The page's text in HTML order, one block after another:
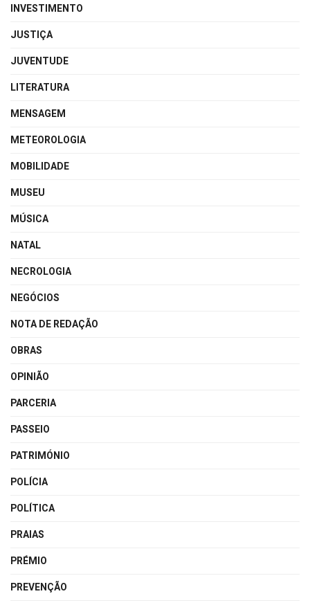
INVESTIMENTO
JUSTIÇA
JUVENTUDE
LITERATURA
MENSAGEM
METEOROLOGIA
MOBILIDADE
MUSEU
MÚSICA
NATAL
NECROLOGIA
NEGÓCIOS
NOTA DE REDAÇÃO
OBRAS
OPINIÃO
PARCERIA
PASSEIO
PATRIMÓNIO
POLÍCIA
POLÍTICA
PRAIAS
PRÉMIO
PREVENÇÃO